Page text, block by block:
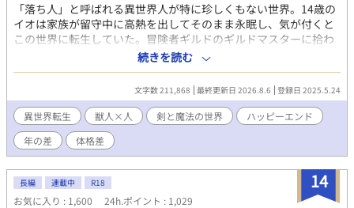
「落ち人」と呼ばれる異世界人が特に珍しくもない世界。14歳の
イオは家族が留守中に高熱を出してそのまま永眠し、気が付くと
この世界に転生していた。冒険者ギルドのギルドマスターに拾わ
れ5年が経ち、Cランク冒険者として採取を専門に細々と生計を立
てていた。 ある日Sランク冒険者のオオカミ獣人と出会い、猛
アピールをされる。その上自分のことを「番」だと言うのだが、
人族であるイオには番の感覚がわからないので戸惑うばかり。使
命も役割もチートもない異世界転生で健気に生きていく自己肯定
感低めの真面目な青年と、甘やかしてくれるハイスペック年上オ
オカミ獣人の話です。 ベッタベタの王道異世界転生BLを目指し
ました。 本編完結。番外編は不定期更新です。R-15は保険。
コメント欄に関しまして、ネタバレ配慮は特にしていませんので
ネタバレ厳禁の方はご注意下さい。
続きを読む
文字数 211,868 最終更新日 2026.8.6 登録日 2025.5.24
異世界転生 獣人×人 剣と魔法の世界
ハッピーエンド
年の差
体格差
14
長編 連載中 R18
お気に入り : 1,600 24h.ポイント : 1,029